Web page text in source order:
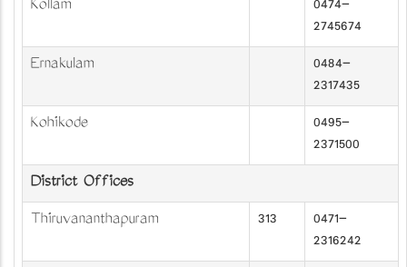
Kollam
0474-
2745674
Ernakulam
0484-
2317435
Kozhikode
0495-
2371500
District Offices
Thiruvananthapuram
313
0471-
2316242